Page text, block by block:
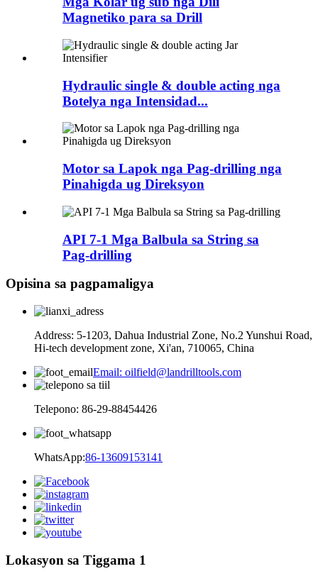
Magnetiko para sa Drill
Hydraulic single & double acting nga
Botelya nga Intensidad...
Motor sa Lapok nga Pag-drilling nga
Pinahigda ug Direksyon
API 7-1 Mga Balbula sa String sa
Pag-drilling
Opisina sa pagpamaligya
Address: 5-1203, Dahua Industrial Zone, No.2 Yunshui Road,
Hi-tech development zone, Xi'an, 710065, China
Email: oilfield@landrilltools.com
Telepono: 86-29-88454426
WhatsApp:86-13609153141
Lokasyon sa Tiggama 1